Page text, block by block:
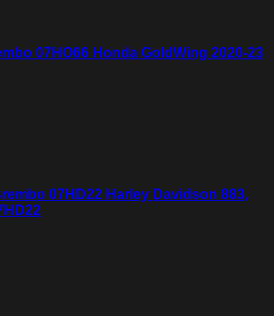
07HO66 Honda GoldWing 2020-23
07HD22 Harley Davidson 883,